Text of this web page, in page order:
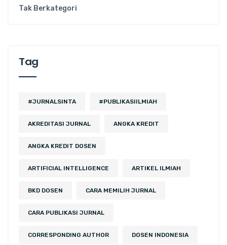
Tak Berkategori
Tag
#JURNALSINTA #PUBLIKASIILMIAH
AKREDITASI JURNAL ANGKA KREDIT
ANGKA KREDIT DOSEN
ARTIFICIAL INTELLIGENCE ARTIKEL ILMIAH
BKD DOSEN CARA MEMILIH JURNAL
CARA PUBLIKASI JURNAL
CORRESPONDING AUTHOR DOSEN INDONESIA